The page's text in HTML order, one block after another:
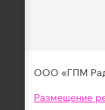
ООО «ГПМ
Размещение